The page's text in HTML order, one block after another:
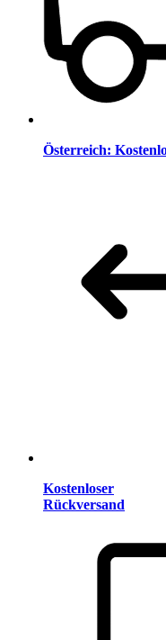
Österreich:
Kostenloser
Rückversand